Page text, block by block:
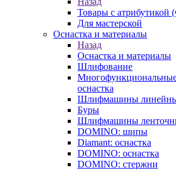
Товары с
Для мастерской
Оснастка и материалы
Назад
Оснастка и материалы
Шлифование
оснастка
Шлифмашины
Буры
Шлифмашины
DOMINO: шипы
Diamant: оснастка
DOMINO: оснастка
DOMINO: стержни